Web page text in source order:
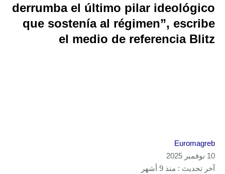
derrumba el último pilar ideológico
que sostenía al régimen”, escribe
el medio de referencia Blitz
Euromagreb
10 نوفمبر 2025
آخر تحديث : منذ 9 أشهر